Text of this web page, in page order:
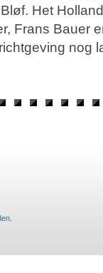
Het
Frans Bauer
nog